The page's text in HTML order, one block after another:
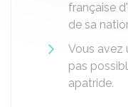
française
de sa
Vous avez
pas
apatride.